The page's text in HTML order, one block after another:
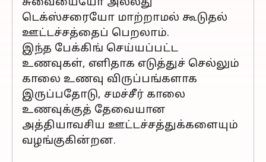
டெக்ஸ்சரையோ மாற்றாமல் கூடுதல்
ஊட்டச்சத்தைப் பெறலாம்.
இந்த பேக்கிங் செய்யப்பட்ட
உணவுகள், எளிதாக எடுத்துச் செல்லும்
காலை உணவு விருப்பங்களாக
இருப்பதோடு, சமச்சீர் காலை
உணவுக்குத் தேவையான
அத்தியாவசிய ஊட்டச்சத்துக்களையும்
வழங்குகின்றன.